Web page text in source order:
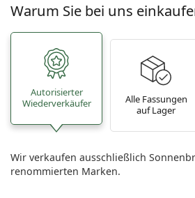
Warum Sie bei uns
Autorisierter
Wiederverkäufer
Alle Fassungen
auf Lager
Wir verkaufen ausschließlich
renommierten Marken.